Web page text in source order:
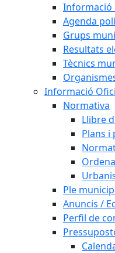
Informació
Agenda
Grups
Resultats
Tècnics
Informació
Normativa
Llibre
Plans i
Ple
Anuncis /
Perfil de